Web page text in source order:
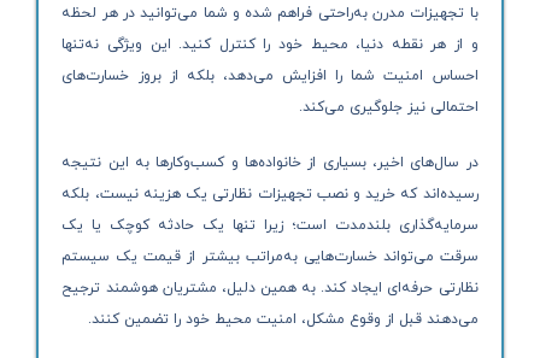
با تجهیزات مدرن به‌راحتی فراهم شده و شما می‌توانید در هر لحظه
و از هر نقطه دنیا، محیط خود را کنترل کنید. این ویژگی نه‌تنها
احساس امنیت شما را افزایش می‌دهد، بلکه از بروز خسارت‌های
احتمالی نیز جلوگیری می‌کند.
در سال‌های اخیر، بسیاری از خانواده‌ها و کسب‌وکارها به این نتیجه
رسیده‌اند که خرید و نصب تجهیزات نظارتی یک هزینه نیست، بلکه
سرمایه‌گذاری بلندمدت است؛ زیرا تنها یک حادثه کوچک یا یک
سرقت می‌تواند خسارت‌هایی به‌مراتب بیشتر از قیمت یک سیستم
نظارتی حرفه‌ای ایجاد کند. به همین دلیل، مشتریان هوشمند ترجیح
می‌دهند قبل از وقوع مشکل، امنیت محیط خود را تضمین کنند.